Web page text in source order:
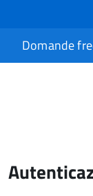
Domande